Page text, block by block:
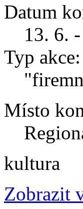
Datum
13. 6.
Typ akce:
Místo
kultura
Zobrazit